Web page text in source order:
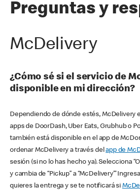
Preguntas y
McDelivery
¿Cómo sé si el servicio de
disponible en mi dirección?
Dependiendo de dónde estés, McDelivery
apps de DoorDash, Uber Eats, Grubhub o
también está disponible en el app de
ordenar McDelivery a través delapp de
sesión (si no lo has hecho ya). Selecciona
y cambia de “Pickup” a “McDelivery’”
quieres la entrega y se te notificará si